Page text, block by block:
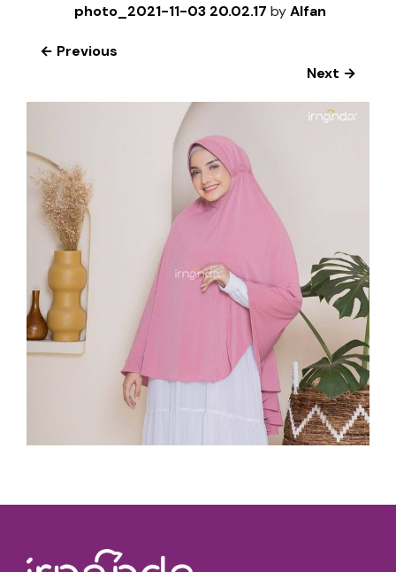
photo_2021-11-03 20.02.17 byAlfan
← Previous
Next →